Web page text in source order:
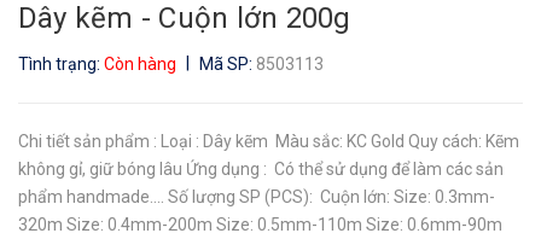
Dây kẽm - Cuộn lớn 200g
Tình trạng: Còn hàng Mã SP: 8503113
Chi tiết sản phẩm : Loại : Dây kẽm Màu sắc: KC Gold Quy cách: Kẽm
không gỉ, giữ bóng lâu Ứng dụng : Có thể sử dụng để làm các sản
phẩm handmade.... Số lượng SP (PCS): Cuộn lớn: Size: 0.3mm-
320m Size: 0.4mm-200m Size: 0.5mm-110m Size: 0.6mm-90m